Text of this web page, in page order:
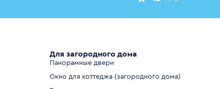
Для загородного дома
Панорамные двери
Окно для коттеджа (загородного дома)